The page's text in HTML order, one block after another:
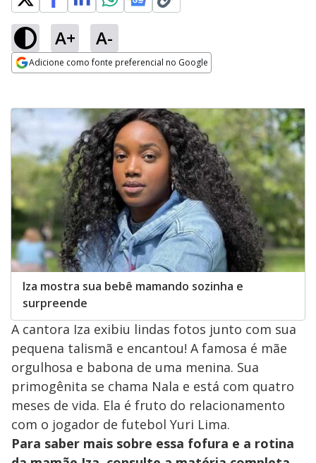
A+ A-
Adicione como fonte preferencial no Google
Iza mostra sua bebê mamando sozinha e
surpreende
A cantora Iza exibiu lindas fotos junto com sua
pequena talismã e encantou! A famosa é mãe
orgulhosa e babona de uma menina. Sua
primogênita se chama Nala e está com quatro
meses de vida. Ela é fruto do relacionamento
com o jogador de futebol Yuri Lima.
Para saber mais sobre essa fofura e a rotina